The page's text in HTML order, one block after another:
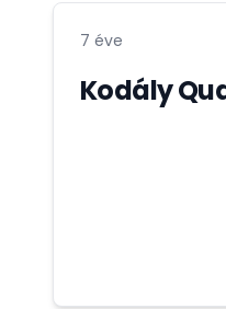
7 éve
Kodály